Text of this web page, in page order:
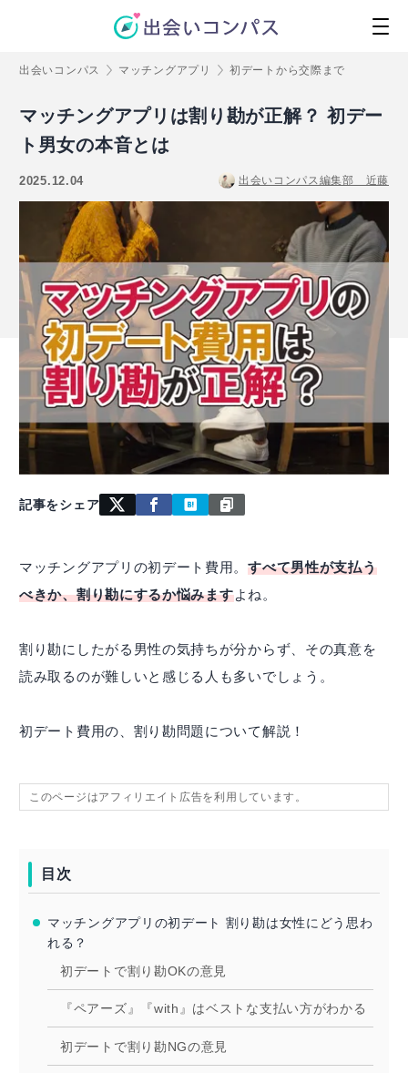
出会いコンパス マッチングアプリ 初デートから交際まで
マッチングアプリは割り勘が正解？ 初デー
ト男女の本音とは
2025.12.04 出会いコンパス編集部 近藤
記事をシェア
マッチングアプリの初デート費用。すべて男性が支払う
べきか、割り勘にするか悩みますよね。
割り勘にしたがる男性の気持ちが分からず、その真意を
読み取るのが難しいと感じる人も多いでしょう。
初デート費用の、割り勘問題について解説！
このページはアフィリエイト広告を利用しています。
目次
マッチングアプリの初デート 割り勘は女性にどう思わ
れる？
初デートで割り勘OKの意見
『ペアーズ』『with』はベストな支払い方がわかる
初デートで割り勘NGの意見